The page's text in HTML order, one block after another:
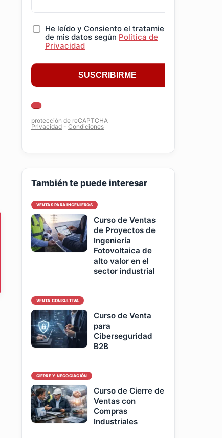
También te puede interesar
VENTAS PARA INGENIEROS
Curso de Ventas
de Proyectos de
Ingeniería
Fotovoltaica de
alto valor en el
sector industrial
VENTA CONSULTIVA
Curso de Venta
para
Ciberseguridad
B2B
CIERRE Y NEGOCIACIÓN
Curso de Cierre de
Ventas con
Compras
Industriales